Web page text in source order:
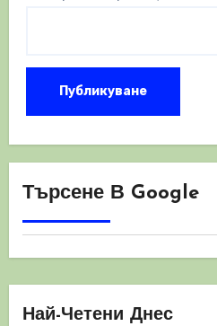
Търсене В Google
Най-Четени Днес